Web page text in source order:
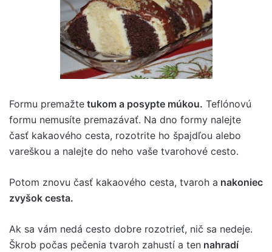
Formu premažte tukom a posypte múkou. Teflónovú
formu nemusíte premazávať. Na dno formy nalejte
časť kakaového cesta, rozotrite ho špajdľou alebo
vareškou a nalejte do neho vaše tvarohové cesto.
Potom znovu časť kakaového cesta, tvaroh a nakoniec
zvyšok cesta.
Ak sa vám nedá cesto dobre rozotrieť, nič sa nedeje.
Škrob počas pečenia tvaroh zahustí a ten nahradí